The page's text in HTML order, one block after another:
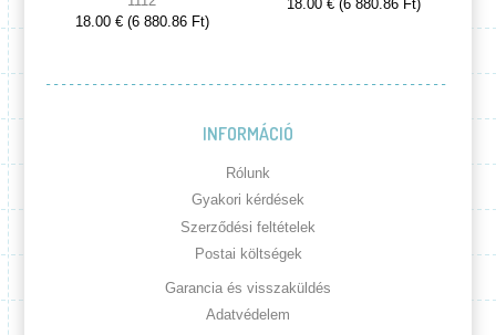
18.00 € (6 880.86 Ft)
18.00 € (6 880.86 Ft)
INFORMÁCIÓ
Rólunk
Gyakori kérdések
Szerződési feltételek
Postai költségek
Garancia és visszaküldés
Adatvédelem